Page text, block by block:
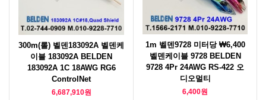
300m(롤) 벨덴183092A 벨덴케
이블 183092A BELDEN
183092A 1C 18AWG RG6
ControlNet
6,687,910원
1m 벨덴9728 미터당 ₩6,400
벨덴케이블 9728 BELDEN
9728 4Pr 24AWG RS-422 오
디오멀티
6,400원